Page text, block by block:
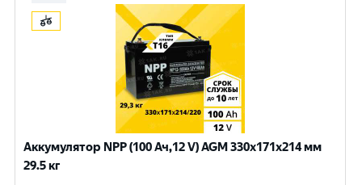
Аккумулятор NPP (100 Ач,12 V) AGM 330x171x214 мм
29.5 кг